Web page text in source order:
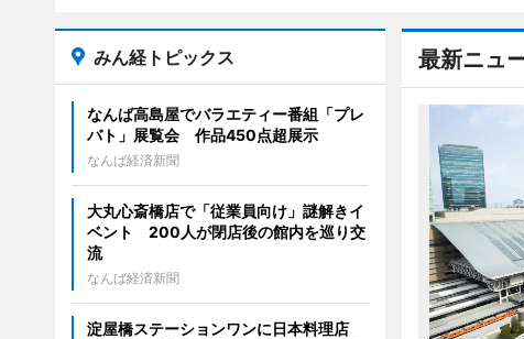
最新ニュ
みん経トピックス
なんば高島屋でバラエティー番組「プレ
バト」展覧会 作品450点超展示
なんば経済新聞
大丸心斎橋店で「従業員向け」謎解きイ
ベント 200人が閉店後の館内を巡り交
流
なんば経済新聞
淀屋橋ステーションワンに日本料理店